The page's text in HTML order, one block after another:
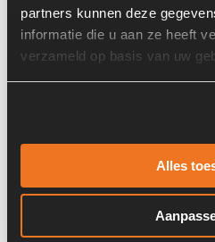
partners kunnen deze
informatie die u aan ze heeft
verzameld op basis van uw
Alles
Overige informatie
Type 1: 930